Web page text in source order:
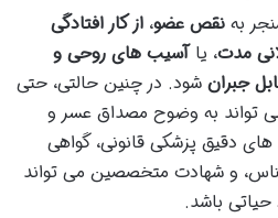
به نقص عضو، از کار افتادگی
مدت، یاآسیب های روحی و
جبران شود. در چنین حالتی، حتی
تواند به وضوح مصداق عسر و
دقیق پزشکی قانونی، گواهی
و شهادت متخصصین می تواند
حیاتی باشد.